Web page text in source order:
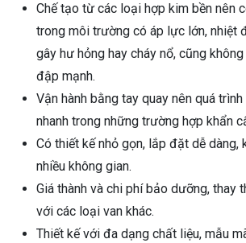
Chế tạo từ các loại hợp kim bền nên
trong môi trường có áp lực lớn, nhiệt
gây hư hỏng hay cháy nổ, cũng
đập mạnh.
Vận hành bằng tay quay nên quá
nhanh trong những trường hợp khẩn
Có thiết kế nhỏ gọn, lắp đặt dễ dàng,
nhiều không gian.
Giá thành và chi phí bảo dưỡng, thay
với các loại van khác.
Thiết kế với đa dạng chất liệu, mẫu